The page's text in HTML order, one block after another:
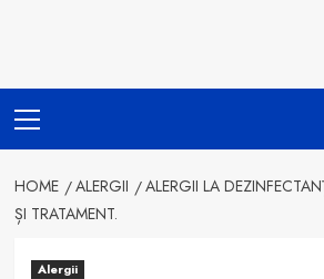
Menu
HOME ALERGII
ALERGII LA
ȘI TRATAMENT.
Alergii